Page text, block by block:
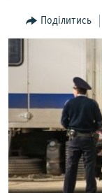
Перейти
до
пошуку
ПОГЛЯД
ВСЕ ЗА ДЕНЬ
СПЕЦПРОЕКТИ
ДЕПОРТАЦІЯ
ВІДЕОУРОКИ
СВІДЧЕННЯ
ЯК ОБІЙТИ
Русский
Qırımtatar
Поділитись